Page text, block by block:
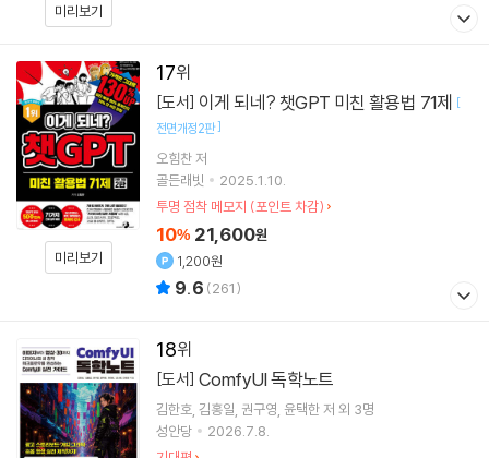
미리보기
17
미리보기
[도서] 이게 되네? 챗GPT 미친 활용법 71제 [
전면개정2판]
오힘찬저
골든래빗
2025.1.10.
투명 점착 메모지 (포인트 차감)
10% 21,600원
1,200원
9.6 (261)
18
[도서] ComfyUI 독학노트
김한호 김홍일 권구영 윤택한저 외 3명
성안당
2026.7.8.